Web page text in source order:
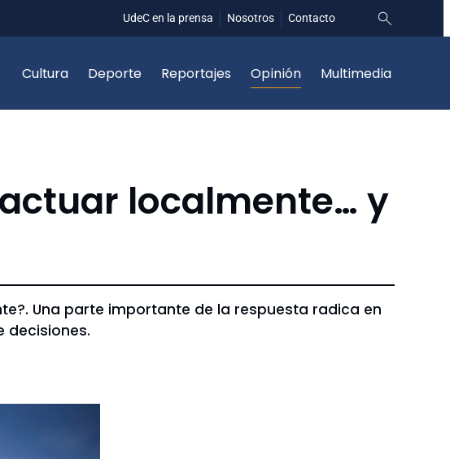
UdeC en la prensa Nosotros Contacto
Cultura Deporte Reportajes Opinión Multimedia
localmente… y
Una parte importante de la respuesta radica en
decisiones.